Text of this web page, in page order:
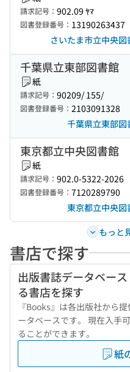
請求記号： 902.09 ﾔﾏ
図書登録番号： 13190263437
さいたま市立中央
千葉県立東部図書館
紙
請求記号： 90209/ 155/
図書登録番号： 2103091328
千葉県立東部
東京都立中央図書館
紙
請求記号： 902.0-5322-2026
図書登録番号： 7120289790
東京都立中央
もっと
書店で探す
出版書誌データベース
る書店を探す
『Books』は各出版社から
ータベースです。 現在入手
ることができます。
紙